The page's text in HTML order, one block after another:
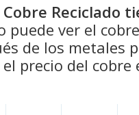
Cobre Reciclado
puede ver el
de los metales
precio del